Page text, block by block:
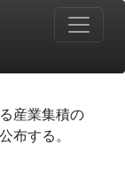
産業集積の
布する。